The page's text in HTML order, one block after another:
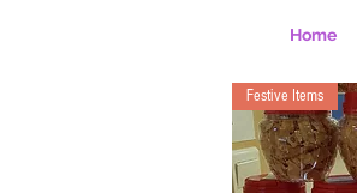
Home
Festive Items